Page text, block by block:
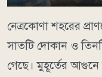
নেত্রকোণা শহরের
সাতটি দোকান ও
গেছে। মুহূর্তের আগুনে